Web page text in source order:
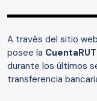
A través del sitio
posee la
durante los últimos
transferencia